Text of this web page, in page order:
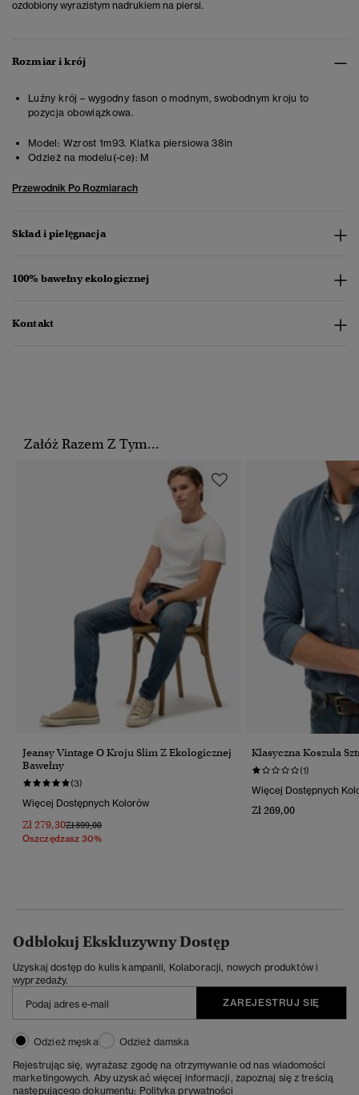
ozdobiony wyrazistym nadrukiem na piersi.
Rozmiar i krój
Luźny krój – wygodny fason o modnym, swobodnym kroju to
pozycja obowiązkowa.
Model: Wzrost 1m93. Klatka piersiowa 38in
Odzież na modelu(-ce): M
Przewodnik Po Rozmiarach
Skład i pielęgnacja
100% bawełny ekologicznej
Kontakt
Załóż Razem Z Tym...
Jeansy Vintage O Kroju Slim Z Ekologicznej
Bawełny
(3)
Więcej Dostępnych Kolorów
Zł 279,30Cena Obniżona Od
Zł 399,00Do
Oszczędzasz 30%
Klasyczna Koszula
(1)
Więcej Dostępnych
Zł 269,00
Odblokuj Ekskluzywny Dostęp
Uzyskaj dostęp do kulis kampanii, Kolaboracji, nowych produktów i
wyprzedaży.
ZAREJESTRUJ SIĘ
Odzież męska
Odzież damska
Rejestrując się, wyrażasz zgodę na otrzymywanie od nas wiadomości
marketingowych. Aby uzyskać więcej informacji, zapoznaj się z treścią
następującego dokumentu: Polityka prywatności